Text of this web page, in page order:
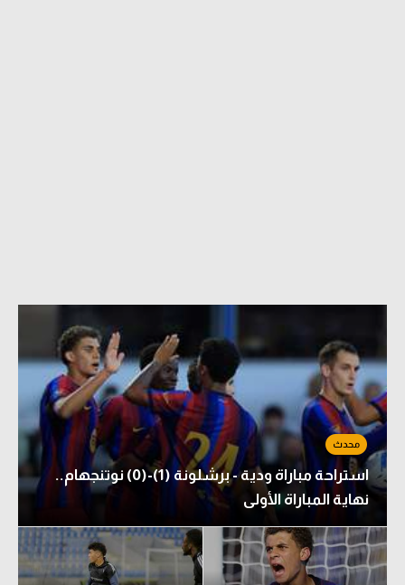
استراحة مباراة ودية - برشلونة (1)-(0) نوتنجهام..
نهاية المباراة الأولى